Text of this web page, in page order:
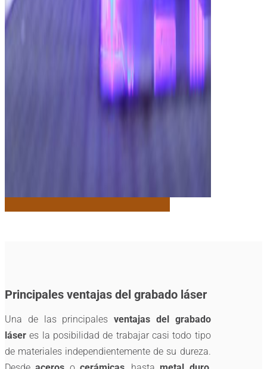
Principales ventajas del grabado láser
Una de las principalesventajas del grabado
láser es la posibilidad de trabajar casi todo tipo
de materiales independientemente de su dureza.